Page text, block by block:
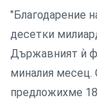
"Благодарение
десетки
Държавният ѝ
миналия месец.
предложихме